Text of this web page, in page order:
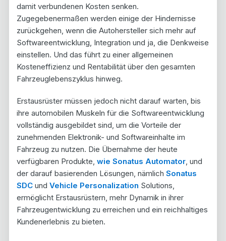
damit verbundenen Kosten senken.
Zugegebenermaßen werden einige der Hindernisse
zurückgehen, wenn die Autohersteller sich mehr auf
Softwareentwicklung, Integration und ja, die Denkweise
einstellen. Und das führt zu einer allgemeinen
Kosteneffizienz und Rentabilität über den gesamten
Fahrzeuglebenszyklus hinweg.
Erstausrüster müssen jedoch nicht darauf warten, bis
ihre automobilen Muskeln für die Softwareentwicklung
vollständig ausgebildet sind, um die Vorteile der
zunehmenden Elektronik- und Softwareinhalte im
Fahrzeug zu nutzen. Die Übernahme der heute
verfügbaren Produkte, wie Sonatus Automator, und
der darauf basierenden Lösungen, nämlich Sonatus
SDCund Vehicle Personalization Solutions,
ermöglicht Erstausrüstern, mehr Dynamik in ihrer
Fahrzeugentwicklung zu erreichen und ein reichhaltiges
Kundenerlebnis zu bieten.